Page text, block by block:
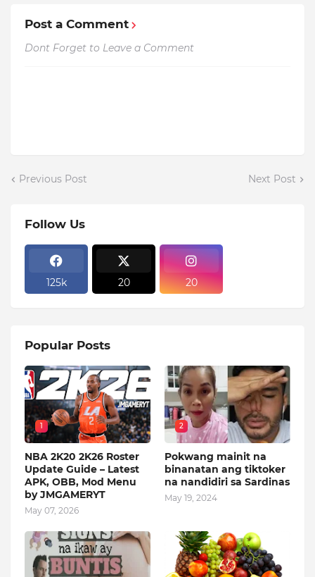
Post a Comment
Dont Forget to Leave a Comment
Previous Post Next Post
Follow Us
125k 20 20
Popular Posts
1
NBA 2K20 2K26 Roster
Update Guide – Latest
APK, OBB, Mod Menu
by JMGAMERYT
May 07, 2026
2
Pokwang mainit na
binanatan ang tiktoker
na nandidiri sa Sardinas
May 19, 2024